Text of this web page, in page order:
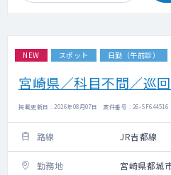
NEW スポット 日勤（午前診）
宮崎県／科目不問／巡
掲載更新日 : 2026年08月07日 案件番号 : 26-SF644516
路線 JR吉都線
勤務地 宮崎県都城